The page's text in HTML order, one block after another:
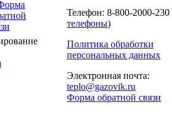
Телефон: 8-800-2000-230
телефоны)
Политика обработки
персональных данных
Электронная почта:
teplo@gazovik.ru
Форма обратной связи